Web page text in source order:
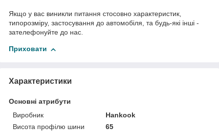
Якщо у вас виникли питання стосовно характеристик,
типорозміру, застосування до автомобіля, та будь-які інші -
зателефонуйте до нас.
Приховати
Характеристики
Основні атрибути
Виробник
Hankook
Висота профілю шини
65